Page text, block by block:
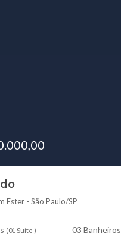
Ester - São Paulo/SP
(01 Suíte ) 03 Banheiros